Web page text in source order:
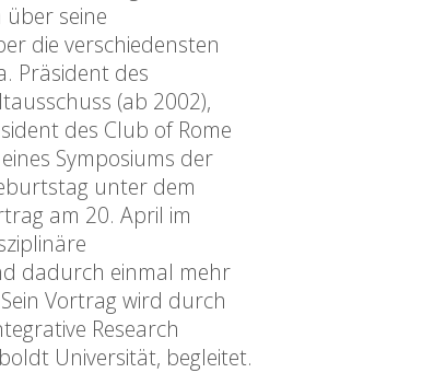
seine
die verschiedensten
Präsident des
(ab 2002),
des Club of Rome
Symposiums der
unter dem
am 20. April im
dadurch einmal mehr
Vortrag wird durch
Research
Universität, begleitet.